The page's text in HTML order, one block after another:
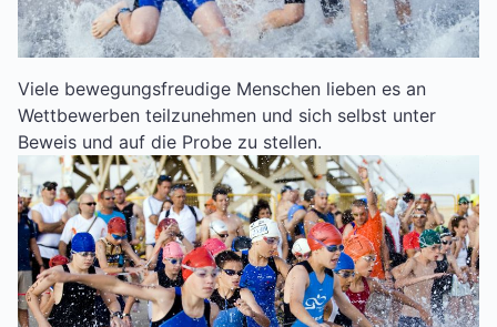
Viele bewegungsfreudige Menschen lieben es an
Wettbewerben teilzunehmen und sich selbst unter
Beweis und auf die Probe zu stellen.